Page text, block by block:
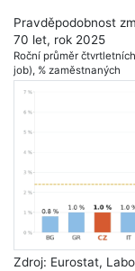
Pravděpodobnost
70 let, rok 2025
Roční průměr
job), % zaměstnaných
Zdroj: Eurostat,